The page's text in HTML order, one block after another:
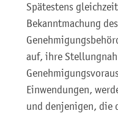
Spätestens
Bekanntmachung
auf, ihre
Einwendungen,
und denjenigen, die